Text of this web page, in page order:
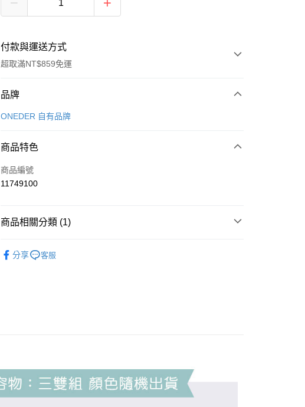
付款與運送方式
超取滿NT$859免運
付款方式
信用卡一次付款
Apple Pay
全盈+PAY
7-11取貨付款
每筆NT$80，滿NT$899(含以上)免運費
品牌
ONEDER 自有品牌
商品特色
商品編號
11749100
商品相關分類 (1)
分享
客服